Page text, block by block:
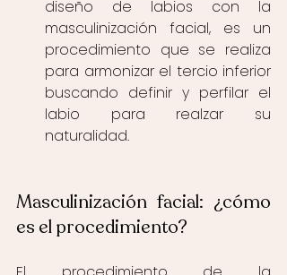
diseño de labios con la
masculinización facial, es un
procedimiento que se realiza
para armonizar el tercio inferior
buscando definir y perfilar el
labio para realzar su
naturalidad.
Masculinización facial: ¿cómo
es el procedimiento?